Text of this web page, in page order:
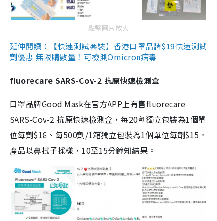
點擊圖片放大
延伸閱讀：【快速測試套裝】香港口罩品牌$19快速測試
劑優惠 無限購數量！可檢測Omicron病毒
fluorecare SARS-Cov-2 抗原快速檢測盒
口罩品牌Good Mask在官方APP上有售fluorecare
SARS-Cov-2 抗原快速檢測盒，每20劑獨立包裝為1個單
位每劑$18、每500劑/1箱獨立包裝為1個單位每劑$15。
產品以鼻拭子採樣，10至15分鐘知結果。